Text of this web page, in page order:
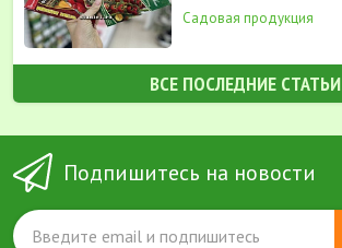
Садовая продукция
ВСЕ ПОСЛЕДНИЕ СТАТЬИ
Подпишитесь на новости